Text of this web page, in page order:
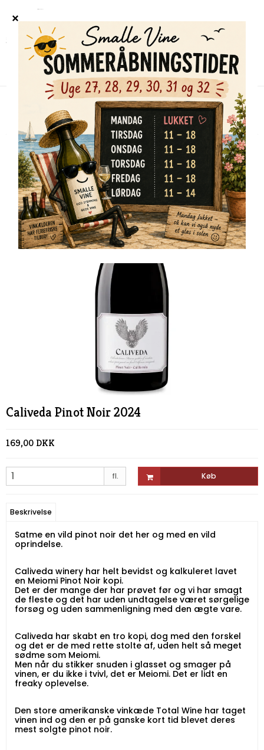
Shop / Alle vine /
Caliveda Pinot Noir 2024
Caliveda Pinot Noir 2024
169,00 DKK
fl. Køb
Beskrivelse
Satme en vild pinot noir det her og med en vild
oprindelse.
Caliveda winery har helt bevidst og kalkuleret lavet
en Meiomi Pinot Noir kopi.
Det er der mange der har prøvet før og vi har smagt
de fleste og det har uden undtagelse været sørgelige
forsøg og uden sammenligning med den ægte vare.
Caliveda har skabt en tro kopi, dog med den forskel
og det er de med rette stolte af, uden helt så meget
sødme som Meiomi.
Men når du stikker snuden i glasset og smager på
vinen, er du ikke i tvivl, det er Meiomi. Det er lidt en
freaky oplevelse.
Den store amerikanske vinkæde Total Wine har taget
vinen ind og den er på ganske kort tid blevet deres
mest solgte pinot noir.